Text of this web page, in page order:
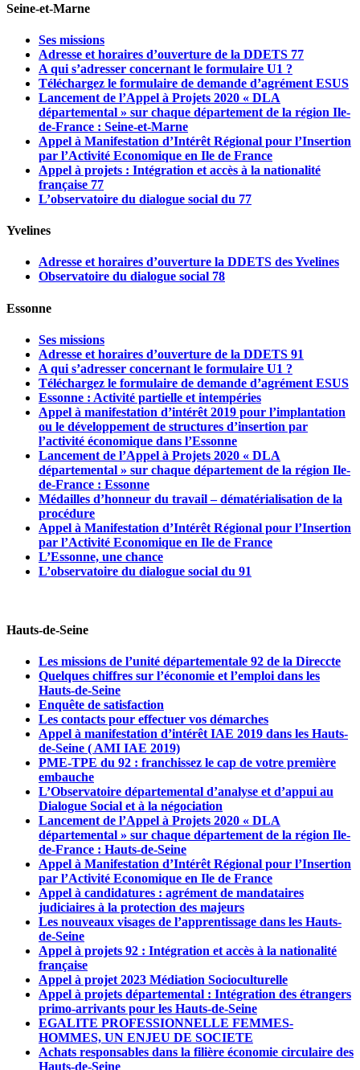
Seine-et-Marne
Ses missions
Adresse et horaires d’ouverture de la DDETS 77
A qui s’adresser concernant le formulaire U1 ?
Téléchargez le formulaire de demande d’agrément ESUS
Lancement de l’Appel à Projets 2020 « DLA
départemental » sur chaque département de la région Ile-
de-France : Seine-et-Marne
Appel à Manifestation d’Intérêt Régional pour l’Insertion
par l’Activité Economique en Ile de France
Appel à projets : Intégration et accès à la nationalité
française 77
L’observatoire du dialogue social du 77
Yvelines
Adresse et horaires d’ouverture la DDETS des Yvelines
Observatoire du dialogue social 78
Essonne
Ses missions
Adresse et horaires d’ouverture de la DDETS 91
A qui s’adresser concernant le formulaire U1 ?
Téléchargez le formulaire de demande d’agrément ESUS
Essonne : Activité partielle et intempéries
Appel à manifestation d’intérêt 2019 pour l’implantation
ou le développement de structures d’insertion par
l’activité économique dans l’Essonne
Lancement de l’Appel à Projets 2020 « DLA
départemental » sur chaque département de la région Ile-
de-France : Essonne
Médailles d’honneur du travail – dématérialisation de la
procédure
Appel à Manifestation d’Intérêt Régional pour l’Insertion
par l’Activité Economique en Ile de France
L’Essonne, une chance
L’observatoire du dialogue social du 91
Hauts-de-Seine
Les missions de l’unité départementale 92 de la Direccte
Quelques chiffres sur l’économie et l’emploi dans les
Hauts-de-Seine
Enquête de satisfaction
Les contacts pour effectuer vos démarches
Appel à manifestation d’intérêt IAE 2019 dans les Hauts-
de-Seine ( AMI IAE 2019)
PME-TPE du 92 : franchissez le cap de votre première
embauche
L’Observatoire départemental d’analyse et d’appui au
Dialogue Social et à la négociation
Lancement de l’Appel à Projets 2020 « DLA
départemental » sur chaque département de la région Ile-
de-France : Hauts-de-Seine
Appel à Manifestation d’Intérêt Régional pour l’Insertion
par l’Activité Economique en Ile de France
Appel à candidatures : agrément de mandataires
judiciaires à la protection des majeurs
Les nouveaux visages de l’apprentissage dans les Hauts-
de-Seine
Appel à projets 92 : Intégration et accès à la nationalité
française
Appel à projet 2023 Médiation Socioculturelle
Appel à projets départemental : Intégration des étrangers
primo-arrivants pour les Hauts-de-Seine
EGALITE PROFESSIONNELLE FEMMES-
HOMMES, UN ENJEU DE SOCIETE
Achats responsables dans la filière économie circulaire des
Hauts-de-Seine